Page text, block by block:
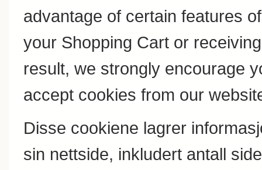
advantage of certain features
your Shopping Cart or
result, we strongly encourage
accept cookies from our
Disse cookiene lagrer
sin nettside, inkludert antall